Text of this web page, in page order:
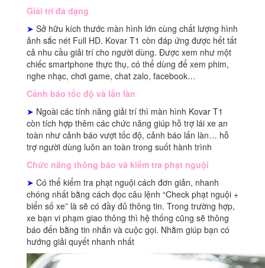
Giải trí đa dạng
➤ Sở hữu kích thước màn hình lớn cùng chất lượng hình
ảnh sắc nét Full HD. Kovar T1 còn đáp ứng được hết tất
cả nhu cầu giải trí cho người dùng. Được xem như một
chiếc smartphone thực thụ, có thể dùng để xem phim,
nghe nhạc, chơi game, chat zalo, facebook…
Cảnh báo tốc độ và lấn làn
➤ Ngoài các tính năng giải trí thì màn hình Kovar T1
còn tích hợp thêm các chức năng giúp hỗ trợ lái xe an
toàn như cảnh báo vượt tốc độ, cảnh báo lấn làn… hỗ
trợ người dùng luôn an toàn trong suốt hành trình
Chức năng thông báo và kiểm tra phạt nguội
➤ Có thể kiểm tra phạt nguội cách đơn giản, nhanh
chóng nhất bằng cách đọc câu lệnh “Check phạt nguội +
biển số xe” là sẽ có đầy đủ thông tin. Trong trường hợp,
xe bạn vi phạm giao thông thì hệ thống cũng sẽ thông
báo đến bằng tin nhắn và cuộc gọi. Nhằm giúp bạn có
hướng giải quyết nhanh nhất